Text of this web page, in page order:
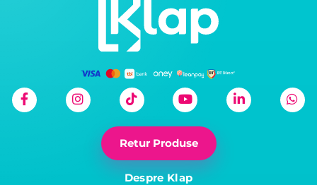
Retur Produse
Despre Klap